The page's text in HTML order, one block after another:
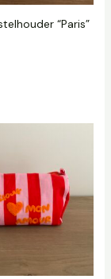
“Paris”